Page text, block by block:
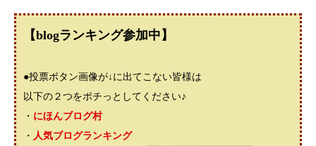
【blogランキング参加中】
●投票ボタン画像が↓に出てこない皆様は
以下の２つをポチっとしてください♪
・ にほんブログ村
・ 人気ブログランキング